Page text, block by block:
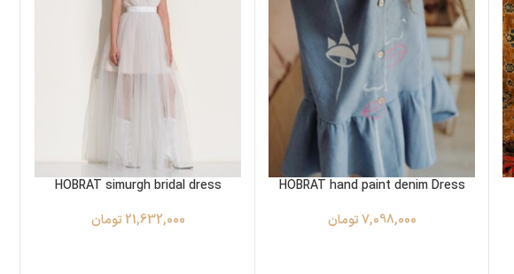
HOBRAT hand paint denim Dress
7,098,000تومان
HOBRAT simurgh bridal dress
21,632,000 تومان